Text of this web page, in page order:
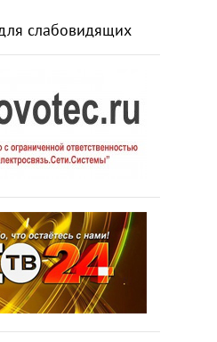
слабовидящих